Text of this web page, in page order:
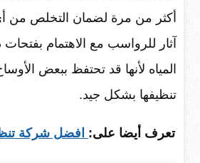
أكثر من مرة لضمان التخلص من أي
آثار للرواسب مع الاهتمام
المياه لأنها قد تحتفظ ببعض
تنظيفها بشكل جيد.
تعرف أيضا على: افضل شركة